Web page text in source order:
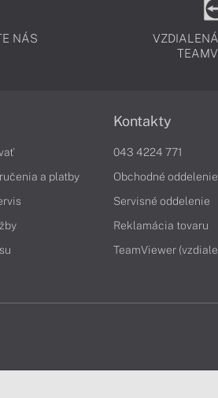
NÁS
a platby
Kontakty
043 4224 771
Obchodné oddelenie
Servisné oddelenie
Reklamácia tovaru
TeamViewer